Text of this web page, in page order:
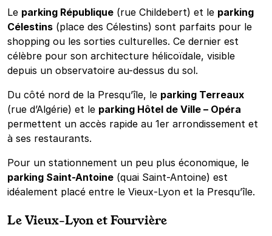
Le parking République (rue Childebert) et le parking
Célestins (place des Célestins) sont parfaits pour le
shopping ou les sorties culturelles. Ce dernier est
célèbre pour son architecture hélicoïdale, visible
depuis un observatoire au-dessus du sol.
Du côté nord de la Presqu’île, le parking Terreaux
(rue d’Algérie) et le parking Hôtel de Ville – Opéra
permettent un accès rapide au 1er arrondissement et
à ses restaurants.
Pour un stationnement un peu plus économique, le
parking Saint-Antoine (quai Saint-Antoine) est
idéalement placé entre le Vieux-Lyon et la Presqu’île.
Le Vieux-Lyon et Fourvière